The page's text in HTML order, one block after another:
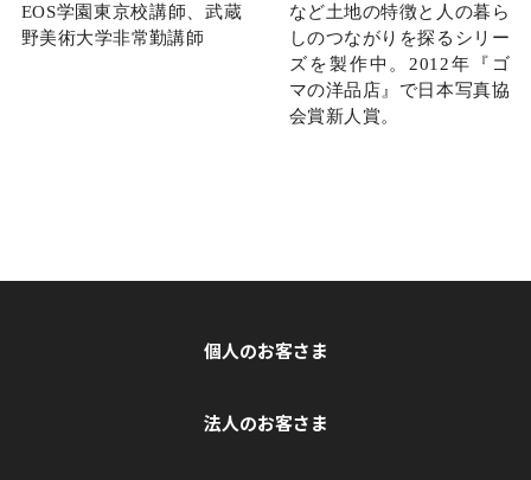
EOS学園東京校講師、武蔵
野美術大学非常勤講師
など土地の特徴と人の暮ら
しのつながりを探るシリー
ズを製作中。2012年『ゴ
マの洋品店』で日本写真協
会賞新人賞。
個人のお客さま
法人のお客さま